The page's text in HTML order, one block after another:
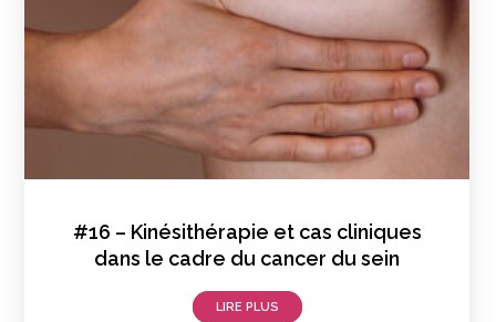
#16 – Kinésithérapie et cas cliniques
dans le cadre du cancer du sein
LIRE PLUS